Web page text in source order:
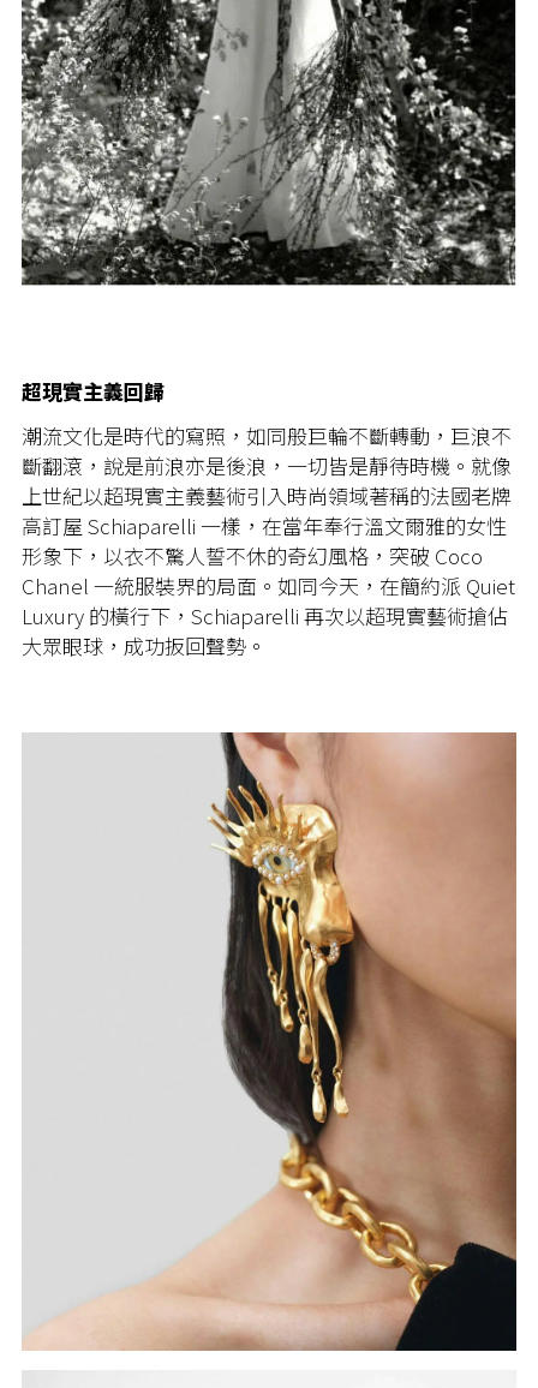
超現實主義回歸
潮流文化是時代的寫照，如同般巨輪不斷轉動，巨浪不
斷翻滾，說是前浪亦是後浪，一切皆是靜待時機。就像
上世紀以超現實主義藝術引入時尚領域著稱的法國老牌
高訂屋 Schiaparelli 一樣，在當年奉行溫文爾雅的女性
形象下，以衣不驚人誓不休的奇幻風格，突破 Coco
Chanel 一統服裝界的局面。如同今天，在簡約派 Quiet
Luxury 的橫行下，Schiaparelli 再次以超現實藝術搶佔
大眾眼球，成功扳回聲勢。